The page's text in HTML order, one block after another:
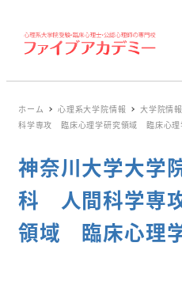
ホーム 心理系大学院情報 大学院情報
科学専攻 臨床心理学研究領域 臨床心理
神奈川大学大
科 人間科学専
領域 臨床心理